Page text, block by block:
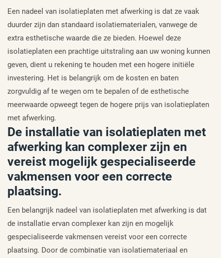
Een nadeel van isolatieplaten met afwerking is dat ze vaak
duurder zijn dan standaard isolatiematerialen, vanwege de
extra esthetische waarde die ze bieden. Hoewel deze
isolatieplaten een prachtige uitstraling aan uw woning kunnen
geven, dient u rekening te houden met een hogere initiële
investering. Het is belangrijk om de kosten en baten
zorgvuldig af te wegen om te bepalen of de esthetische
meerwaarde opweegt tegen de hogere prijs van isolatieplaten
met afwerking.
De installatie van isolatieplaten met
afwerking kan complexer zijn en
vereist mogelijk gespecialiseerde
vakmensen voor een correcte
plaatsing.
Een belangrijk nadeel van isolatieplaten met afwerking is dat
de installatie ervan complexer kan zijn en mogelijk
gespecialiseerde vakmensen vereist voor een correcte
plaatsing. Door de combinatie van isolatiemateriaal en